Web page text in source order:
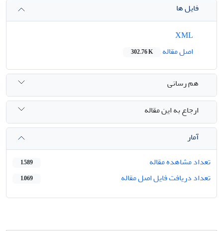
فایل ها
اصل مقاله
302.76 K
هم رسانی
ارجاع به این مقاله
آمار
تعداد مشاهده مقاله
1,589
تعداد دریافت فایل اصل مقاله 1,069